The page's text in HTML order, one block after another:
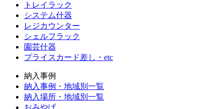
トレイラック
システム什器
レジカウンター
シェルフラック
園芸什器
プライスカード差し・etc
納入事例
納入事例・地域別一覧
納入場所・地域別一覧